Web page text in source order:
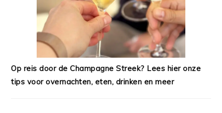
Op reis door de Champagne Streek? Lees hier onze
tips voor overnachten, eten, drinken en meer